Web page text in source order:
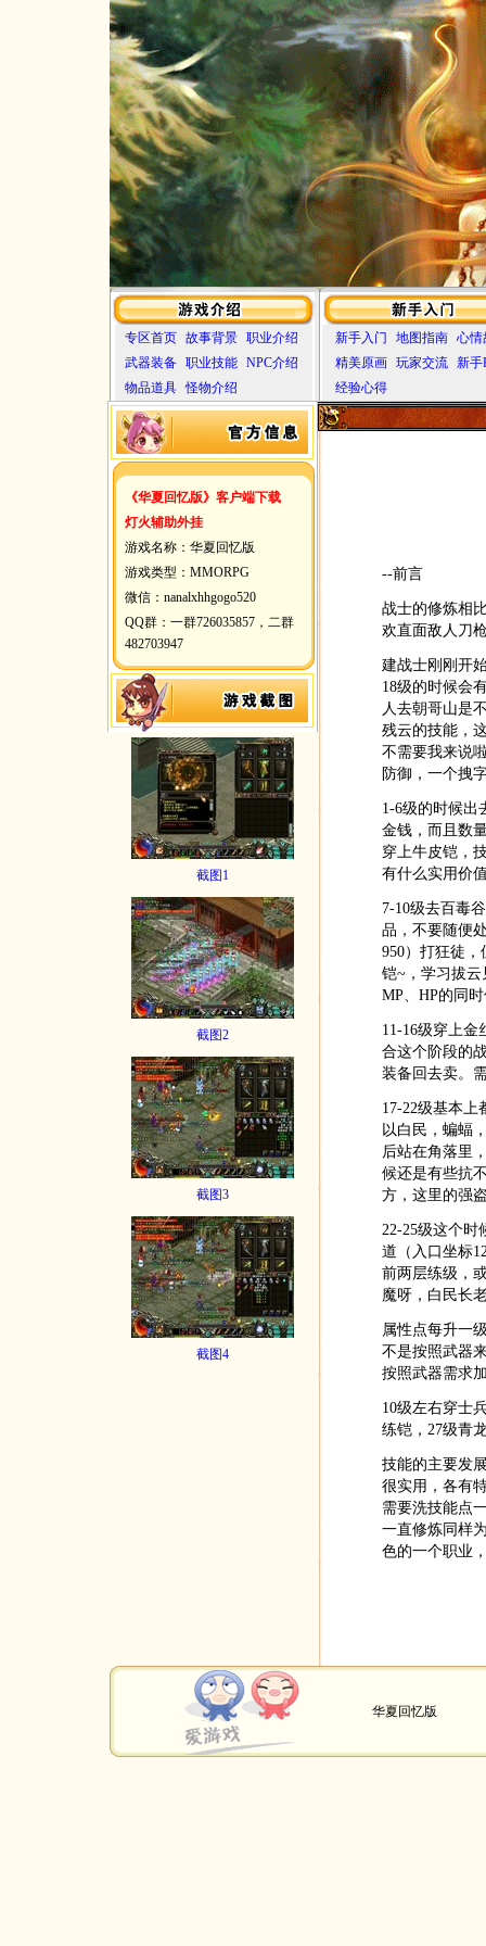
专区首页 故事背景
职业介绍
武器装备
职业技能
NPC介绍
物品道具 怪物介绍
新手入门 地图指南 心情
精美原画 玩家交流 新手
经验心得
《华夏回忆版》客户端下载
灯火辅助外挂
游戏名称：华夏回忆版
游戏类型：MMORPG
微信：nanalxhhgogo520
QQ群：一群726035857，二群
482703947
截图1
截图2
截图3
截图4
--前言
战士的修炼相
欢直面敌人刀
建战士刚刚开
18级的时候会
人去朝哥山是
残云的技能，
不需要我来说
防御，一个拽
1-6级的时候出
金钱，而且数
穿上牛皮铠，
有什么实用价
7-10级去百毒
品，不要随便
950）打狂徒
铠~，学习拔
MP、HP的同
11-16级穿上
合这个阶段的
装备回去卖。
17-22级基本上
以白民，蝙蝠
后站在角落里
候还是有些抗
方，这里的强
22-25级这个
道（入口坐标
前两层练级，
魔呀，白民长
属性点每升一
不是按照武器
按照武器需求
10级左右穿士
练铠，27级青
技能的主要发
很实用，各有
需要洗技能点
一直修炼同样
色的一个职业
华夏回忆版